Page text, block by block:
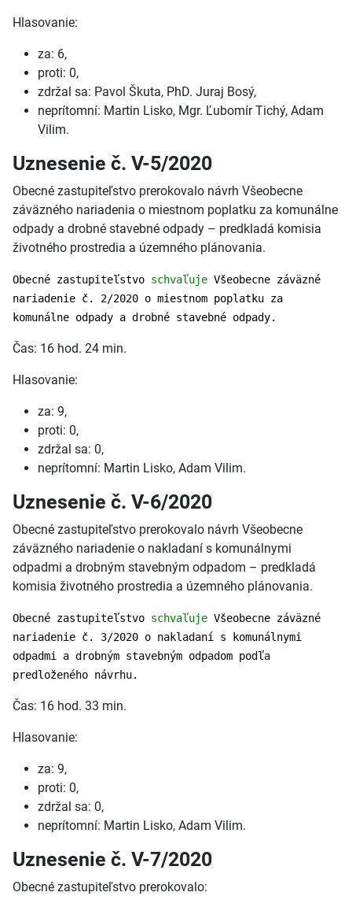
Hlasovanie:
za: 6,
proti: 0,
zdržal sa: Pavol Škuta, PhD. Juraj Bosý,
neprítomní: Martin Lisko, Mgr. Ľubomír Tichý, Adam
Vilim.
Uznesenie č. V-5/2020
Obecné zastupiteľstvo prerokovalo návrh Všeobecne
záväzného nariadenia o miestnom poplatku za komunálne
odpady a drobné stavebné odpady – predkladá komisia
životného prostredia a územného plánovania.
Obecné zastupiteľstvo schvaľuje Všeobecne záväzné
nariadenie č. 2/2020 o miestnom poplatku za
komunálne odpady a drobné stavebné odpady.
Čas: 16 hod. 24 min.
Hlasovanie:
za: 9,
proti: 0,
zdržal sa: 0,
neprítomní: Martin Lisko, Adam Vilim.
Uznesenie č. V-6/2020
Obecné zastupiteľstvo prerokovalo návrh Všeobecne
záväzného nariadenie o nakladaní s komunálnymi
odpadmi a drobným stavebným odpadom – predkladá
komisia životného prostredia a územného plánovania.
Obecné zastupiteľstvo schvaľuje Všeobecne záväzné
nariadenie č. 3/2020 o nakladaní s komunálnymi
odpadmi a drobným stavebným odpadom podľa
predloženého návrhu.
Čas: 16 hod. 33 min.
Hlasovanie:
za: 9,
proti: 0,
zdržal sa: 0,
neprítomní: Martin Lisko, Adam Vilim.
Uznesenie č. V-7/2020
Obecné zastupiteľstvo prerokovalo: